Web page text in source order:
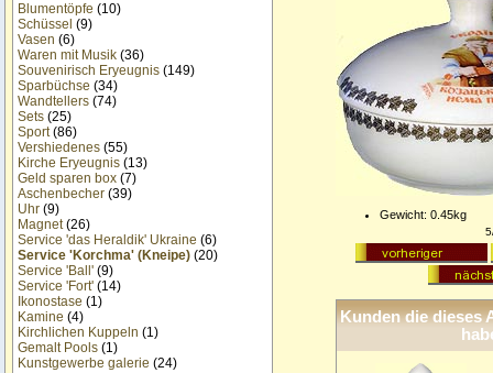
Blumentöpfe (10)
Schüssel (9)
Vasen (6)
Waren mit Musik (36)
Souvenirisch Eryeugnis (149)
Sparbüchse (34)
Wandtellers (74)
Sets (25)
Sport(86)
Vershiedenes (55)
Kirche Eryeugnis (13)
Geld sparen box (7)
Aschenbecher (39)
Uhr (9)
Magnet(26)
Service 'das Heraldik' Ukraine (6)
Service 'Korchma' (Kneipe) (20)
Service 'Ball' (9)
Service 'Fort' (14)
Ikonostase (1)
Kamine (4)
Kirchlichen Kuppeln (1)
Gemalt Pools (1)
Kunstgewerbe galerie (24)
Gewicht: 0.45kg
Kunden die dieses